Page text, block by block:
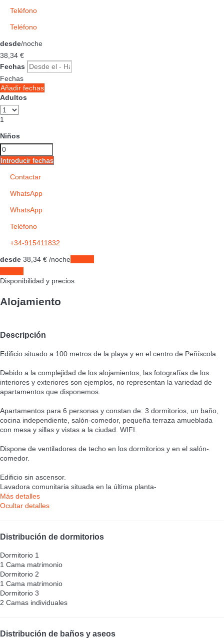
Teléfono
Teléfono
desde/noche
38, 34 €
Fechas
Fechas
Añadir fechas
Adultos
1
Niños
Introducir fechas
Contactar
WhatsApp
WhatsApp
Teléfono
+34-915411832
desde 38, 34 € /noche
Disponibilidad y precios
Alojamiento
Descripción
Edificio situado a 100 metros de la playa y en el centro de Peñíscola.
Debido a la complejidad de los alojamientos, las fotografías de los
interiores y exteriores son ejemplos, no representan la variedad de
apartamentos que disponemos.
Apartamentos para 6 personas y constan de: 3 dormitorios, un baño,
cocina independiente, salón-comedor, pequeña terraza amueblada
con mesa y sillas y vistas a la ciudad. WIFI.
Dispone de ventiladores de techo en los dormitorios y en el salón-
comedor.
Edificio sin ascensor.
Lavadora comunitaria situada en la última planta-
Más detalles
Ocultar detalles
Distribución de dormitorios
Dormitorio 1
1 Cama matrimonio
Dormitorio 2
1 Cama matrimonio
Dormitorio 3
2 Camas individuales
Distribución de baños y aseos